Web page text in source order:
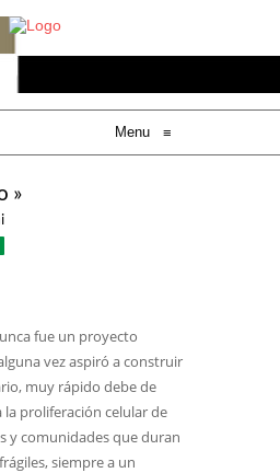
Menu ≡
»
fue un proyecto
vez aspiró a construir
muy rápido debe de
la proliferación celular de
y comunidades que duran
siempre a un